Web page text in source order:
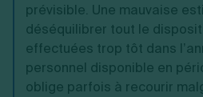
prévisible. Une mauvaise
déséquilibrer tout le
effectuées trop tôt dans
personnel disponible en
oblige parfois à recourir